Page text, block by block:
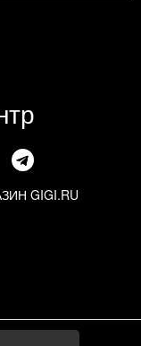
GIGI.RU